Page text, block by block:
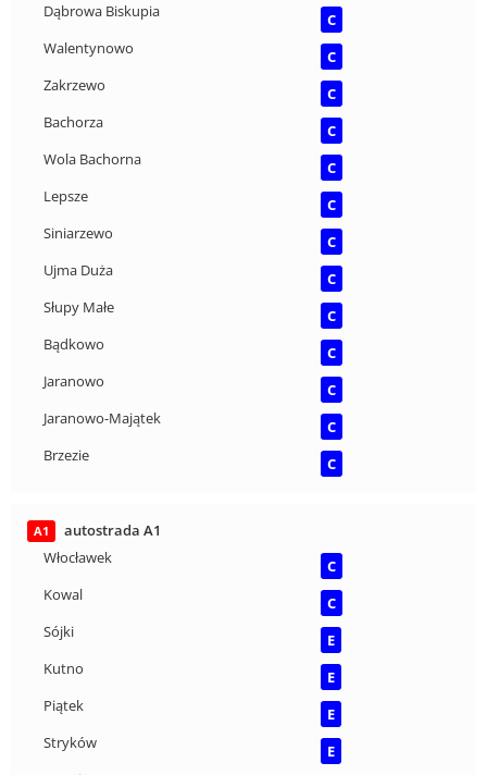
Dąbrowa Biskupia
C
Walentynowo
C
Zakrzewo
C
Bachorza
C
Wola Bachorna
C
Lepsze
C
Siniarzewo
C
Ujma Duża
C
Słupy Małe
C
Bądkowo
C
Jaranowo
C
Jaranowo-Majątek
C
Brzezie
C
A1
autostrada A1
Włocławek
C
Kowal
C
Sójki
E
Kutno
E
Piątek
E
Stryków
E